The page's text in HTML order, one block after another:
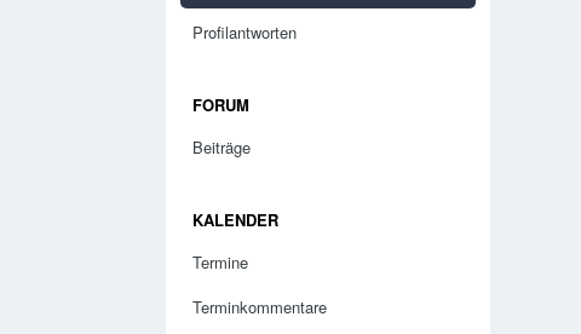
Profilantworten
FORUM
Beiträge
KALENDER
Termine
Terminkommentare